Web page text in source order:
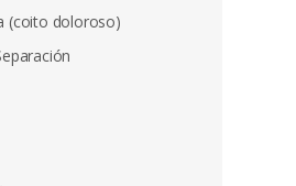
(coito doloroso)